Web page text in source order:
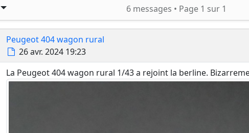
Rechercher 6 messages • Page 1 sur 1
Peugeot 404 wagon rural
Message
26 avr. 2024 19:23
La Peugeot 404 wagon rural 1/43 a rejoint la berline.